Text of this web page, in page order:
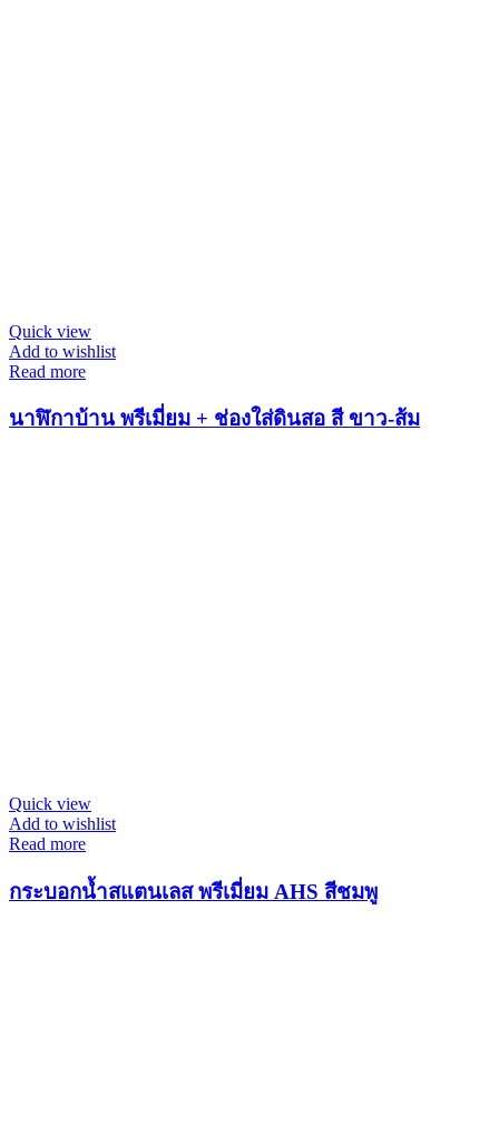
Quick view
Add to wishlist
Read more
นาฬิกาบ้าน พรีเมี่ยม + ช่องใส่ดินสอ สี ขาว-ส้ม
Quick view
Add to wishlist
Read more
กระบอกน้ำสแตนเลส พรีเมี่ยม AHS สีชมพู